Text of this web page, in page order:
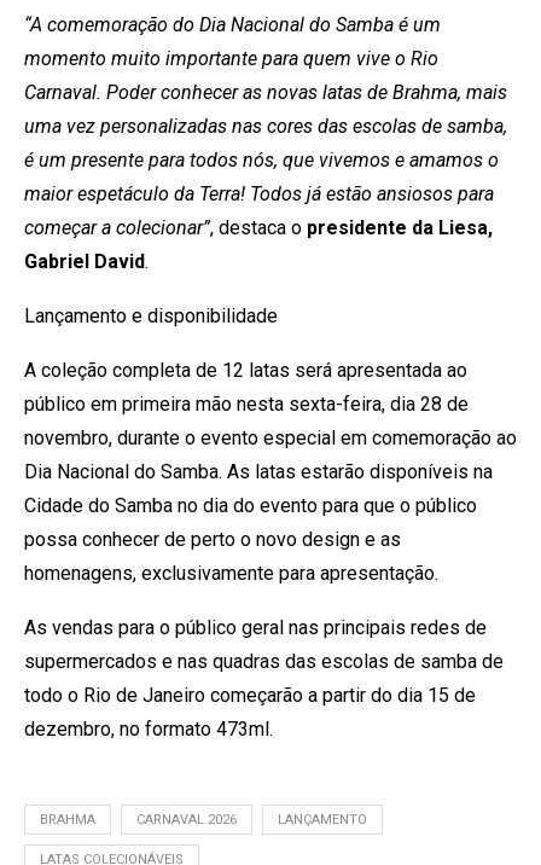
“A comemoração do Dia Nacional do Samba é um
momento muito importante para quem vive o Rio
Carnaval. Poder conhecer as novas latas de Brahma, mais
uma vez personalizadas nas cores das escolas de samba,
é um presente para todos nós, que vivemos e amamos o
maior espetáculo da Terra! Todos já estão ansiosos para
começar a colecionar”, destaca o presidente da Liesa,
Gabriel David.
Lançamento e disponibilidade
A coleção completa de 12 latas será apresentada ao
público em primeira mão nesta sexta-feira, dia 28 de
novembro, durante o evento especial em comemoração ao
Dia Nacional do Samba. As latas estarão disponíveis na
Cidade do Samba no dia do evento para que o público
possa conhecer de perto o novo design e as
homenagens, exclusivamente para apresentação.
As vendas para o público geral nas principais redes de
supermercados e nas quadras das escolas de samba de
todo o Rio de Janeiro começarão a partir do dia 15 de
dezembro, no formato 473ml.
BRAHMA CARNAVAL 2026 LANÇAMENTO
LATAS COLECIONÁVEIS